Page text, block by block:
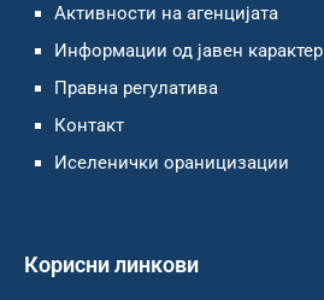
Активности на агенцијата
Информации од јавен карактер
Правна регулатива
Контакт
Иселенички ораницизации
Корисни линкови